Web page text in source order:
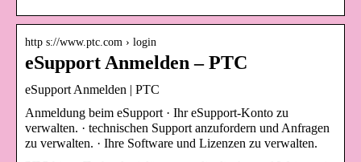
http s://www.ptc.com › login
eSupport Anmelden – PTC
eSupport Anmelden | PTC
Anmeldung beim eSupport · Ihr eSupport-Konto zu
verwalten. · technischen Support anzufordern und Anfragen
zu verwalten. · Ihre Software und Lizenzen zu verwalten.